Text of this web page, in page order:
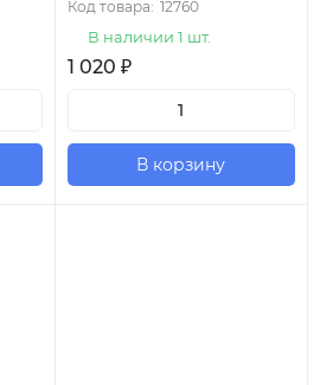
Код товара: 12760
В наличии 1 шт.
1 020 ₽
В корзину